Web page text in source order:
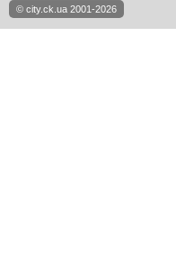
© city.ck.ua 2001-2026